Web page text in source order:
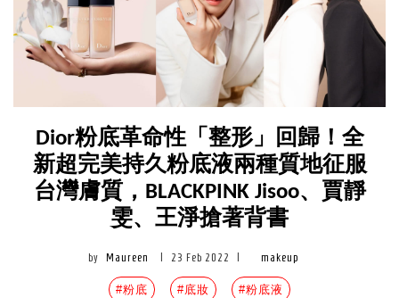
Dior粉底革命性「整形」回歸！全
新超完美持久粉底液兩種質地征服
台灣膚質，BLACKPINK Jisoo、賈靜
雯、王淨搶著背書
by Maureen 23 Feb 2022 makeup
#粉底 #底妝 #粉底液